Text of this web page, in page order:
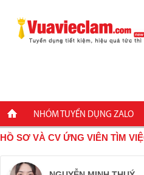
NHÓM TUYỂN DỤNG ZALO
HỒ SƠ VÀ CV ỨNG VIÊN TÌM